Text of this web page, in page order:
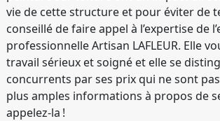
vie de cette structure et pour éviter de
conseillé de faire appel à l’expertise de
professionnelle Artisan LAFLEUR. Elle
travail sérieux et soigné et elle se
concurrents par ses prix qui ne sont
plus amples informations à propos de
appelez-la !